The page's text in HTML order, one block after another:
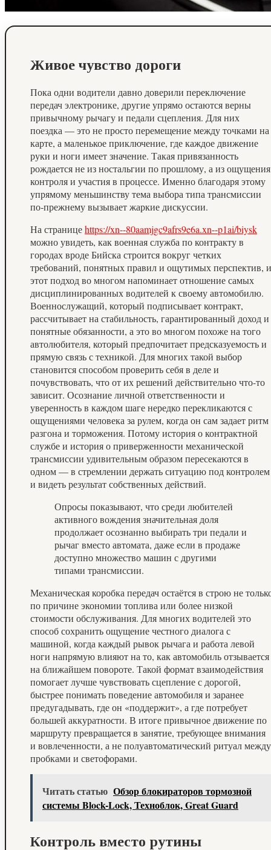
Живое чувство дороги
Пока одни водители давно доверили переключение
передач электронике, другие упрямо остаются верны
привычному рычагу и педали сцепления. Для них
поездка — это не просто перемещение между точками на
карте, а маленькое приключение, где каждое движение
руки и ноги имеет значение. Такая привязанность
рождается не из ностальгии по прошлому, а из ощущения
контроля и участия в процессе. Именно благодаря этому
упрямому меньшинству тема выбора типа трансмиссии
по‑прежнему вызывает жаркие дискуссии.
На страницеhttps://xn--80aamjgc9afrs9e6a.xn--p1ai/biysk
можно увидеть, как военная служба по контракту в
городах вроде Бийска строится вокруг четких
требований, понятных правил и ощутимых перспектив, и
этот подход во многом напоминает отношение самых
дисциплинированных водителей к своему автомобилю.
Военнослужащий, который подписывает контракт,
рассчитывает на стабильность, гарантированный доход и
понятные обязанности, а это во многом похоже на того
автолюбителя, который предпочитает предсказуемость и
прямую связь с техникой. Для многих такой выбор
становится способом проверить себя в деле и
почувствовать, что от их решений действительно что-то
зависит. Осознание личной ответственности и
уверенность в каждом шаге нередко перекликаются с
ощущениями человека за рулем, когда он сам задает ритм
разгона и торможения. Потому история о контрактной
службе и история о приверженности механической
трансмиссии удивительным образом пересекаются в
одном — в стремлении держать ситуацию под контролем
и видеть результат собственных действий.
Опросы показывают, что среди любителей
активного вождения значительная доля
продолжает осознанно выбирать три педали и
рычаг вместо автомата, даже если в продаже
доступно множество машин с другими
типами трансмиссии.
Механическая коробка передач остаётся в строю не
по причине экономии топлива или более низкой
стоимости обслуживания. Для многих водителей это
способ сохранить ощущение честного диалога с
машиной, когда каждый рывок рычага и работа левой
ноги напрямую влияют на то, как автомобиль отзывается
на ближайшем повороте. Такой формат взаимодействия
помогает лучше чувствовать сцепление с дорогой,
быстрее понимать поведение автомобиля и заранее
предугадывать, где он «поддержит», а где потребует
большей аккуратности. В итоге привычное движение по
маршруту превращается в занятие, требующее внимания
и вовлеченности, а не полуавтоматический ритуал между
пробками и светофорами.
Читать статью Обзор блокираторов тормозной
системы Block-Lock, Техноблок, Great Guard
Контроль вместо рутины